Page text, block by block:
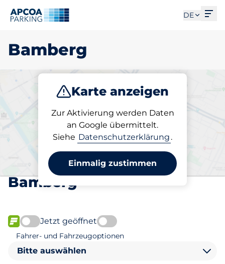
DE
Bamberg
Karte anzeigen
Zur Aktivierung werden Daten
an Google übermittelt.
Siehe Datenschutzerklärung .
Einmalig zustimmen
Parken Abo
Wählen Sie Ihren
abonnierten Stellplatz in
Bamberg
FLOW verfügbar
Jetzt geöffnet
Fahrer- und Fahrzeugoptionen
Bitte auswählen